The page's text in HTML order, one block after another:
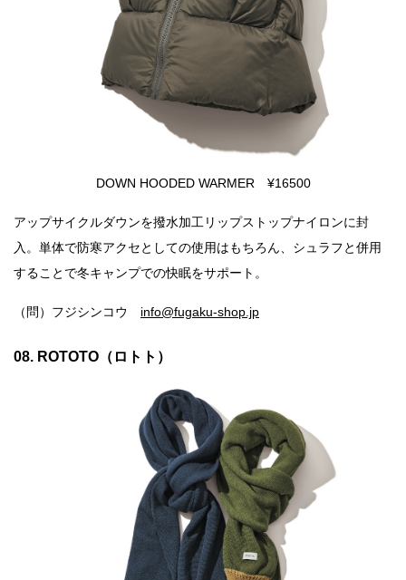
DOWN HOODED WARMER ¥16500
アップサイクルダウンを撥水加工リップストップナイロンに封
入。単体で防寒アクセとしての使用はもちろん、シュラフと併用
することで冬キャンプでの快眠をサポート。
（問）フジシンコウ info@fugaku-shop.jp
08. ROTOTO（ロトト）